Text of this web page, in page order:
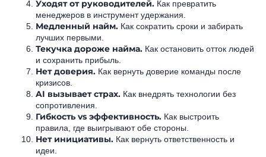
Уходят от руководителей. Как превратить
менеджеров в инструмент удержания.
Медленный найм. Как сократить сроки и забирать
лучших первыми.
Текучка дороже найма. Как остановить отток людей
и сохранить прибыль.
Нет доверия. Как вернуть доверие команды после
кризисов.
AI вызывает страх. Как внедрять технологии без
сопротивления.
Гибкость vs эффективность. Как выстроить
правила, где выигрывают обе стороны.
Нет инициативы. Как вернуть ответственность и
идеи.